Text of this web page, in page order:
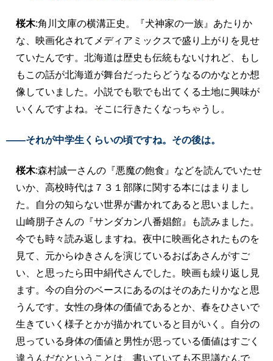
桜木:角川文庫の横溝正史。『犬神家の一族』あたりか
な、映画化されてメディアミックスで盛り上がりを見せ
ていたんです。北海道は歴史も伝統もないけれど、もし
もこの話が北海道が舞台だったらどうなるのかなとか想
像していました。小説でも歌でも出てくる土地に興味が
いくんですよね。そこに行きたくなっちゃうし。
――それが中学生くらいの頃ですね。その後は。
桜木:森村誠一さんの『悪魔の飽食』などを読んでいたせ
いか、高校時代は７３１部隊に関する本にはまりまし
た。自分の知らない世界が書かれてあると思いました。
山崎朋子さんの『サンダカン八番娼館』も読みました。
今でも時々読み返しますね。夜中に映画化されたものを
見て、元からゆきさんを演じているおばあさんがすご
い、と思ったら田中絹代さんでした。映画も繰り返し見
ます。今の自分のベースにあるのはそのあたりかなと思
うんです。女性の身体の価値であるとか、春をひさいで
生きていく様子とかが描かれていると目がいく。自分の
思っている身体の価値と男性が思っている価値はすごく
違うんだなということは、書いていても不思議なんで